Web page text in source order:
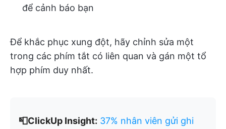
để cảnh báo bạn
Để khắc phục xung đột, hãy chỉnh sửa một
trong các phím tắt có liên quan và gán một tổ
hợp phím duy nhất.
📮ClickUp Insight: 37% nhân viên gửi ghi